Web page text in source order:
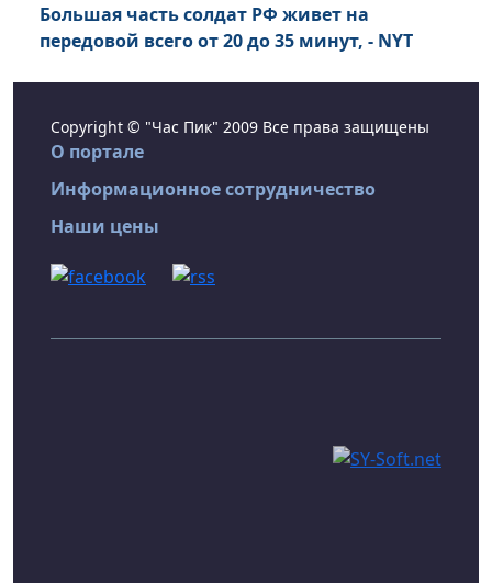
Большая часть солдат РФ живет на
передовой всего от 20 до 35 минут, - NYT
Copyright © "Час Пик" 2009 Все права защищены
О портале
Информационное сотрудничество
Наши цены